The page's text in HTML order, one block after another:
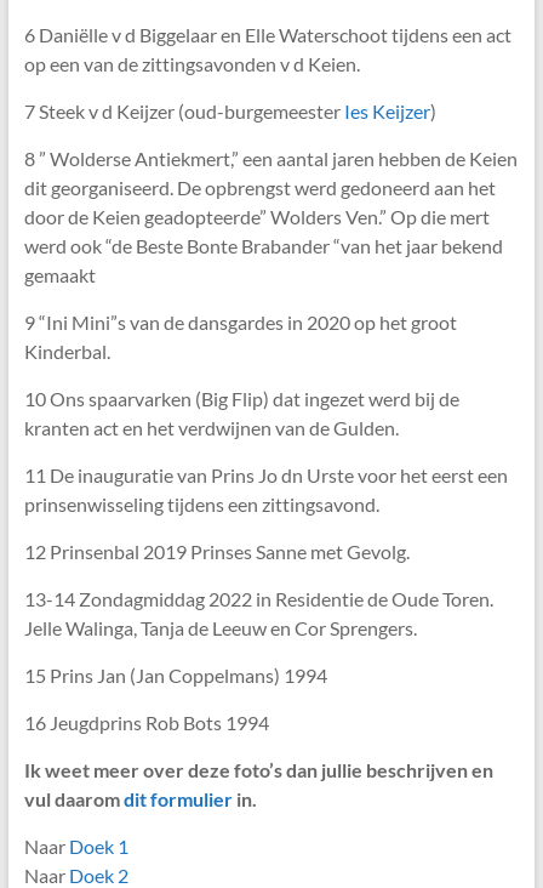
6 Daniëlle v d Biggelaar en Elle Waterschoot tijdens een act
op een van de zittingsavonden v d Keien.
7 Steek v d Keijzer (oud-burgemeester Ies Keijzer)
8 ” Wolderse Antiekmert,” een aantal jaren hebben de Keien
dit georganiseerd. De opbrengst werd gedoneerd aan het
door de Keien geadopteerde” Wolders Ven.” Op die mert
werd ook “de Beste Bonte Brabander “van het jaar bekend
gemaakt
9 “Ini Mini”s van de dansgardes in 2020 op het groot
Kinderbal.
10 Ons spaarvarken (Big Flip) dat ingezet werd bij de
kranten act en het verdwijnen van de Gulden.
11 De inauguratie van Prins Jo dn Urste voor het eerst een
prinsenwisseling tijdens een zittingsavond.
12 Prinsenbal 2019 Prinses Sanne met Gevolg.
13-14 Zondagmiddag 2022 in Residentie de Oude Toren.
Jelle Walinga, Tanja de Leeuw en Cor Sprengers.
15 Prins Jan (Jan Coppelmans) 1994
16 Jeugdprins Rob Bots 1994
Ik weet meer over deze foto’s dan jullie beschrijven en
vul daaromdit formulierin.
Naar Doek 1
Naar Doek 2